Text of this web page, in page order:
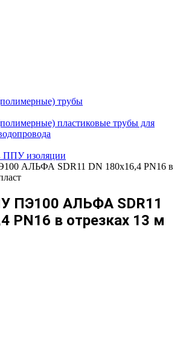
трубы
пластиковые трубы для
изоляции
АЛЬФА SDR11 DN 180х16,4 PN16 в
ПЭ100 АЛЬФА SDR11
PN16 в отрезках 13 м